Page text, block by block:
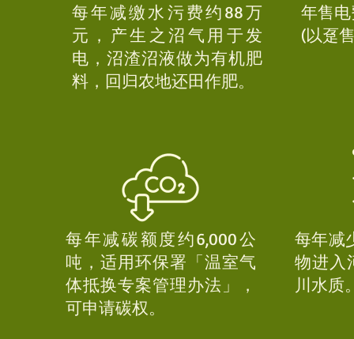
每年减缴水污费约88万
元，产生之沼气用于发
电，沼渣沼液做为有机肥
料，回归农地还田作肥。
每年减碳额度约6,000公
吨，适用环保署「温室气
体抵换专案管理办法」，
可申请碳权。
年售
(以趸
每年减
物进入
川水质